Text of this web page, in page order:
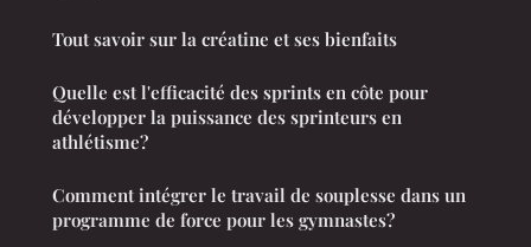
Tout savoir sur la créatine et ses bienfaits
Quelle est l'efficacité des sprints en côte pour
développer la puissance des sprinteurs en
athlétisme?
Comment intégrer le travail de souplesse dans un
programme de force pour les gymnastes?